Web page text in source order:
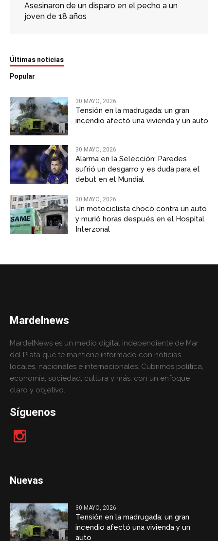
Asesinaron de un disparo en el pecho a un
joven de 18 años
Últimas noticias
Popular
30 MAYO, 2026
Tensión en la madrugada: un gran
incendio afectó una vivienda y un auto
30 MAYO, 2026
Alarma en la Selección: Paredes
sufrió un desgarro y es duda para el
debut en el Mundial
30 MAYO, 2026
Un motociclista chocó contra un auto
y murió horas después en el Hospital
Interzonal
Mardelnews
MardelNews es un medio digital independiente de Mar
del Plata que te mantiene informado con noticias
locales, nacionales e internacionales. Cubrimos política,
economía, sociedad, cultura y más, con un enfoque
claro y objetivo.
Síguenos
Nuevas
30 MAYO, 2026
Tensión en la madrugada: un gran
incendio afectó una vivienda y un
auto